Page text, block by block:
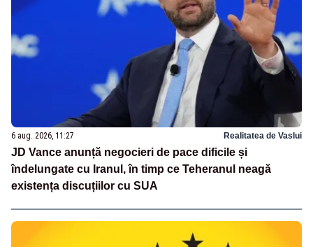
6 aug. 2026, 11:27 Realitatea de Vaslui
JD Vance anunță negocieri de pace dificile și
îndelungate cu Iranul, în timp ce Teheranul neagă
existența discuțiilor cu SUA